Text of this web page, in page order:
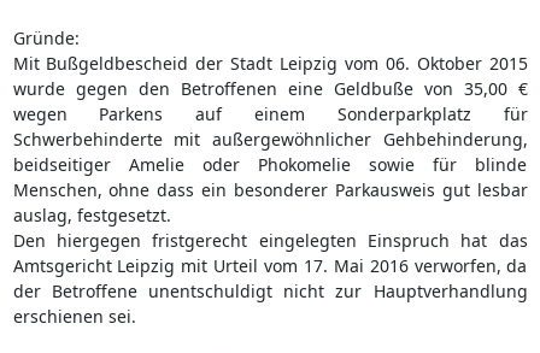
Gründe:
Mit Bußgeldbescheid der Stadt Leipzig vom 06. Oktober 2015
wurde gegen den Betroffenen eine Geldbuße von 35,00 €
wegen Parkens auf einem Sonderparkplatz für
Schwerbehinderte mit außergewöhnlicher Gehbehinderung,
beidseitiger Amelie oder Phokomelie sowie für blinde
Menschen, ohne dass ein besonderer Parkausweis gut lesbar
auslag, festgesetzt.
Den hiergegen fristgerecht eingelegten Einspruch hat das
Amtsgericht Leipzig mit Urteil vom 17. Mai 2016 verworfen, da
der Betroffene unentschuldigt nicht zur Hauptverhandlung
erschienen sei.